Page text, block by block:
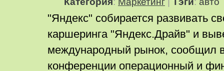
"Яндекс" собирается развивать
каршеринга "Яндекс.Драйв" и
международный рынок, сообщил
конференции операционный и